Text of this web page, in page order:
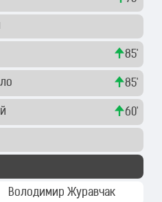
85'
85'
60'
Володимир Журавчак